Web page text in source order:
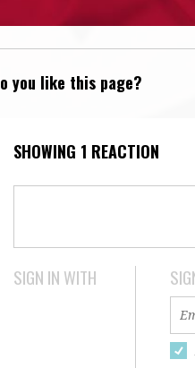
you like this page?
SHOWING 1 REACTION
SIGN IN WITH